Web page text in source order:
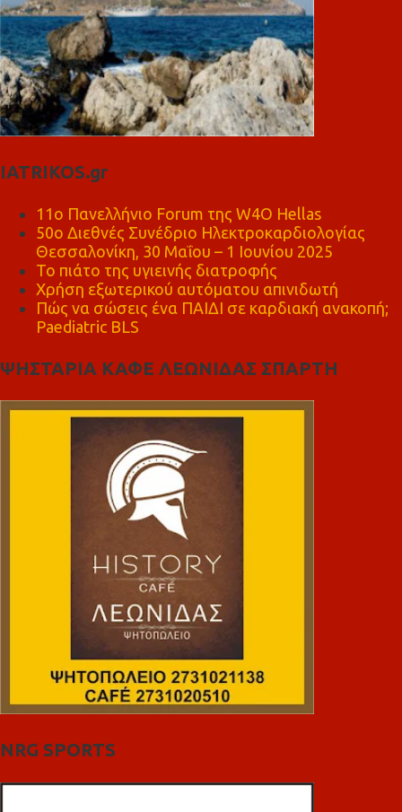
IATRIKOS.gr
11ο Πανελλήνιο Forum της W4O Hellas
50ο Διεθνές Συνέδριο Ηλεκτροκαρδιολογίας
Θεσσαλονίκη, 30 Μαΐου – 1 Ιουνίου 2025
Το πιάτο της υγιεινής διατροφής
Χρήση εξωτερικού αυτόματου απινιδωτή
Πώς να σώσεις ένα ΠΑΙΔΙ σε καρδιακή ανακοπή;
Paediatric BLS
ΨΗΣΤΑΡΙΑ ΚΑΦΕ ΛΕΩΝΙΔΑΣ ΣΠΑΡΤΗ
NRG SPORTS